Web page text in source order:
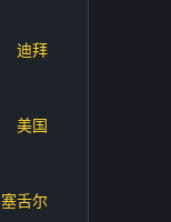
迪拜
美国
塞舌尔